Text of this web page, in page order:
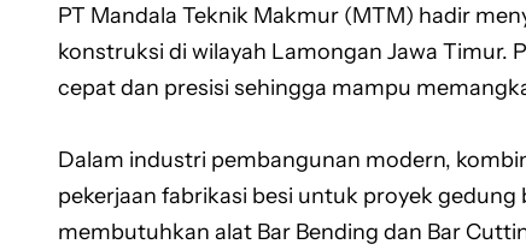
PT Mandala Teknik Makmur (MTM) hadir
konstruksi di wilayah Lamongan Jawa
cepat dan presisi sehingga mampu
Dalam industri pembangunan modern,
pekerjaan fabrikasi besi untuk proyek
membutuhkan alat Bar Bending dan Bar